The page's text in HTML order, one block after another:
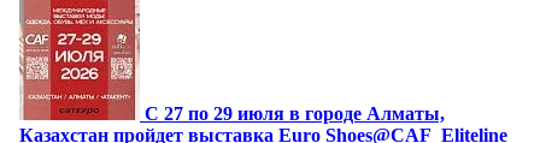
C 27 по 29 июля в городе Алматы,
Казахстан пройдет выставка Euro Shoes@CAF_Eliteline